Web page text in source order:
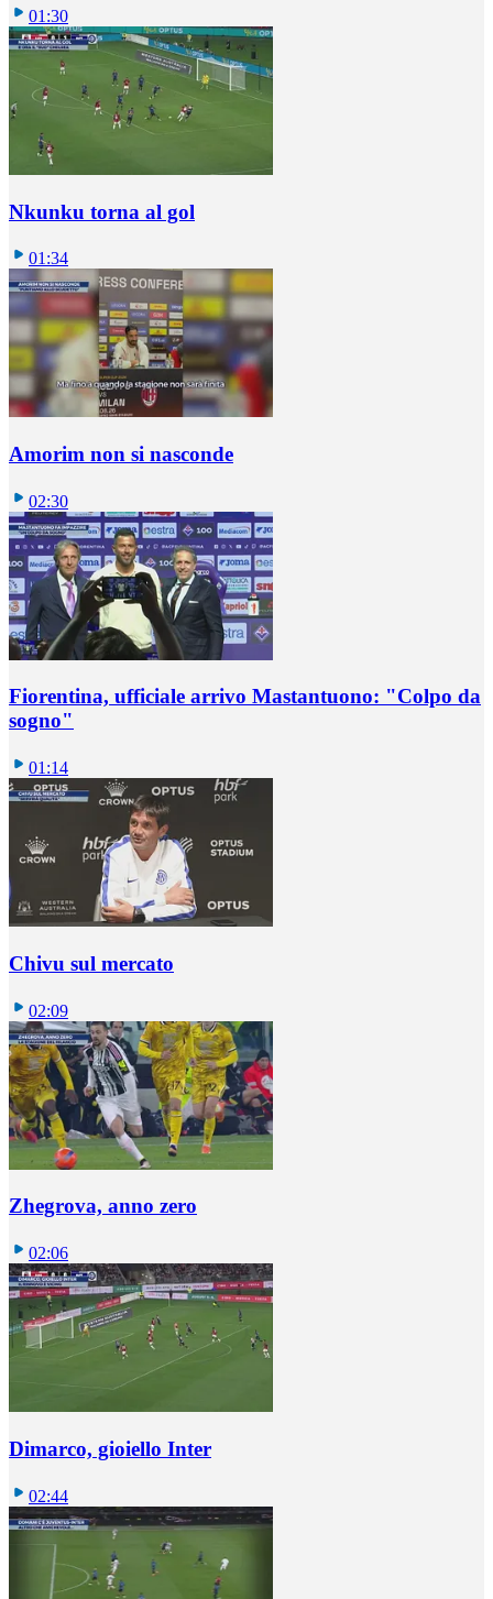
01:30
Nkunku torna al gol
01:34
Amorim non si nasconde
02:30
Fiorentina, ufficiale arrivo Mastantuono: "Colpo da
sogno"
01:14
Chivu sul mercato
02:09
Zhegrova, anno zero
02:06
Dimarco, gioiello Inter
02:44